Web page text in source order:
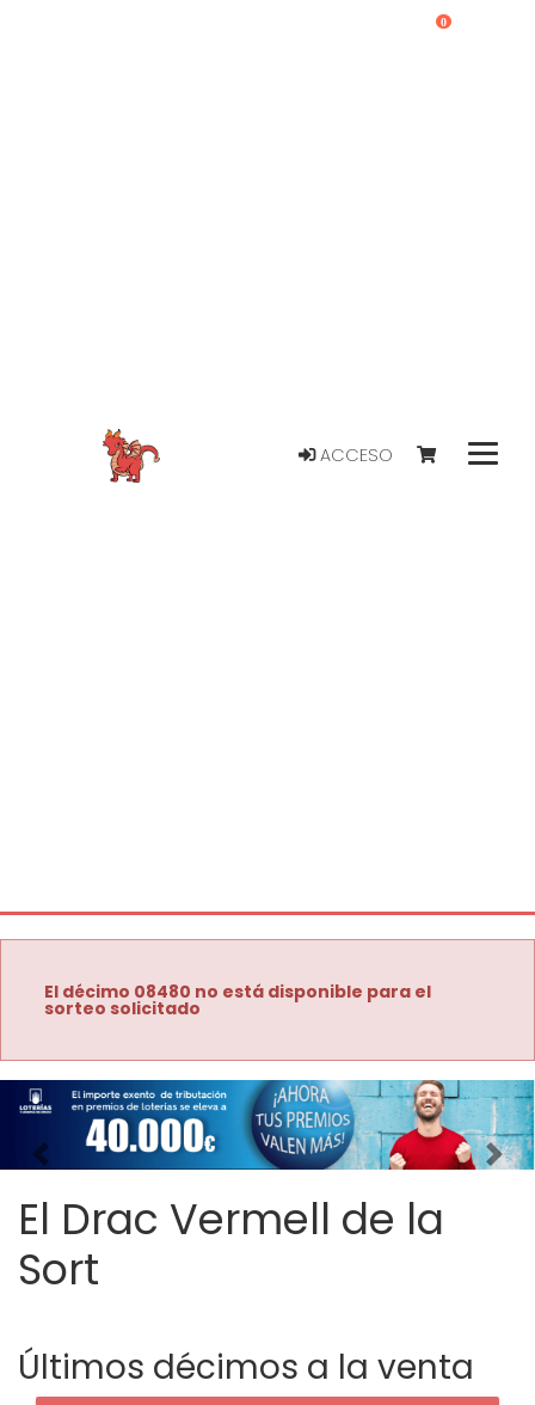
ACCESO
0
El décimo 08480 no está disponible para el
sorteo solicitado
Imagen anterior
El Drac Vermell de la
Sort
Últimos décimos a la venta